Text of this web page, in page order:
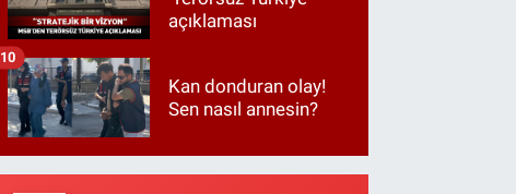
açıklaması
Kan donduran olay!
Sen nasıl annesin?
10